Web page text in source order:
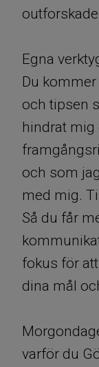
Egna
Du
och tipsen
hindrat mig
och som
med mig.
Så du får
fokus för
dina mål
varför du